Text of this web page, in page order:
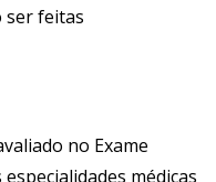
ser feitas
no Exame
médicas